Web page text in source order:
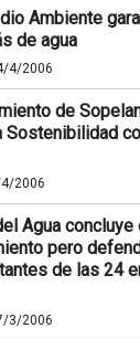
Ambiente
de agua
4/2006
de
Sostenibilidad
2006
Agua
pero
de las 24
3/2006